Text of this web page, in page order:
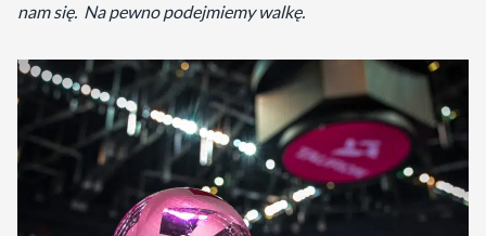
nam się. Na pewno podejmiemy walkę.